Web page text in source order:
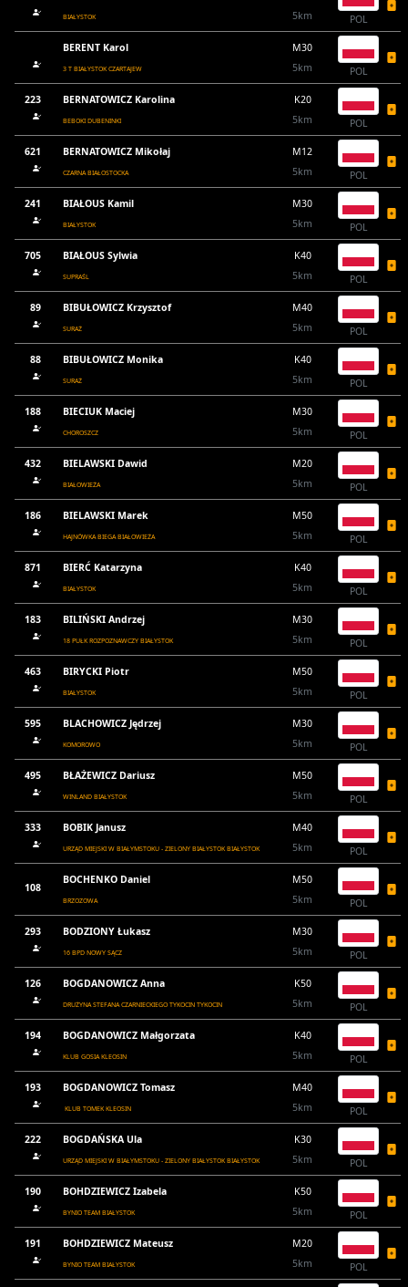
BIAŁYSTOK
5km
POL
BERENT Karol
3 T BIAŁYSTOK CZARTAJEW
M30
5km
POL
223 BERNATOWICZ Karolina
BEBOKI DUBENINKI
K20
5km
POL
621 BERNATOWICZ Mikołaj
CZARNA BIAŁOSTOCKA
M12
5km
POL
241 BIAŁOUS Kamil
BIAŁYSTOK
M30
5km
POL
705 BIAŁOUS Sylwia
SUPRAŚL
K40
5km
POL
89 BIBUŁOWICZ Krzysztof
SURAŻ
M40
5km
POL
88 BIBUŁOWICZ Monika
SURAŻ
K40
5km
POL
188 BIECIUK Maciej
CHOROSZCZ
M30
5km
POL
432 BIELAWSKI Dawid
BIAŁOWIEŻA
M20
5km
POL
186 BIELAWSKI Marek
HAJNÓWKA BIEGA BIAŁOWIEŻA
M50
5km
POL
871 BIERĆ Katarzyna
BIAŁYSTOK
K40
5km
POL
183 BILIŃSKI Andrzej
18 PUŁK ROZPOZNAWCZY BIAŁYSTOK
M30
5km
POL
463 BIRYCKI Piotr
BIAŁYSTOK
M50
5km
POL
595 BLACHOWICZ Jędrzej
KOMOROWO
M30
5km
POL
495 BŁAŻEWICZ Dariusz
WINLAND BIAŁYSTOK
M50
5km
POL
333 BOBIK Janusz
URZĄD MIEJSKI W BIAŁYMSTOKU - ZIELONY BIAŁYSTOK BIAŁYSTOK
M40
5km
POL
108
BOCHENKO Daniel
BRZOZOWA
M50
5km
POL
293 BODZIONY Łukasz
16 BPD NOWY SĄCZ
M30
5km
POL
126 BOGDANOWICZ Anna
DRUŻYNA STEFANA CZARNIECKIEGO TYKOCIN TYKOCIN
K50
5km
POL
194 BOGDANOWICZ Małgorzata
KLUB GOSIA KLEOSIN
K40
5km
POL
193 BOGDANOWICZ Tomasz
KLUB TOMEK KLEOSIN
M40
5km
POL
222 BOGDAŃSKA Ula
URZĄD MIEJSKI W BIAŁYMSTOKU - ZIELONY BIAŁYSTOK BIAŁYSTOK
K30
5km
POL
190 BOHDZIEWICZ Izabela
BYNIO TEAM BIAŁYSTOK
K50
5km
POL
191 BOHDZIEWICZ Mateusz
BYNIO TEAM BIAŁYSTOK
M20
5km
POL